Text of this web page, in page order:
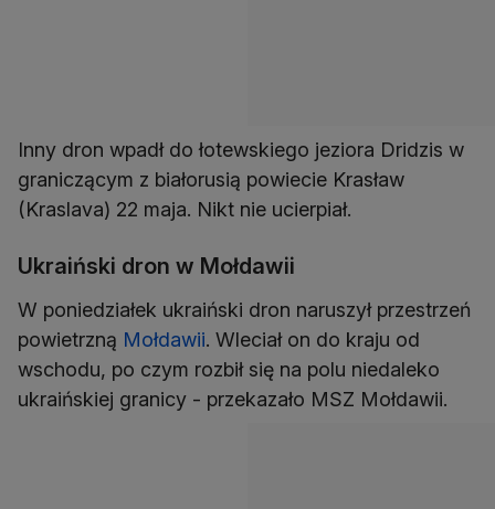
Inny dron wpadł do łotewskiego jeziora Dridzis w
graniczącym z białorusią powiecie Krasław
(Kraslava) 22 maja. Nikt nie ucierpiał.
Ukraiński dron w Mołdawii
W poniedziałek ukraiński dron naruszył przestrzeń
powietrzną Mołdawii. Wleciał on do kraju od
wschodu, po czym rozbił się na polu niedaleko
ukraińskiej granicy - przekazało MSZ Mołdawii.